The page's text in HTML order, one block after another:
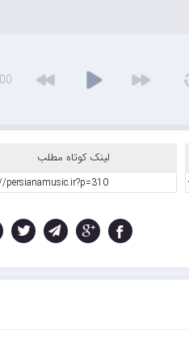
لینک کوتاه مطلب